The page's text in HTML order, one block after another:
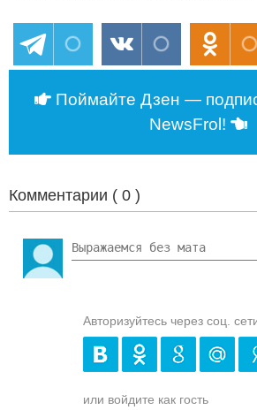
Поймайте Дзен —
NewsFrol!
Комментарии ( 0 )
Авторизуйтесь через соц.
или войдите как гость